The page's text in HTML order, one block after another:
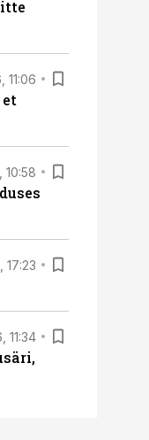
11:06
10:58
17:23
11:34